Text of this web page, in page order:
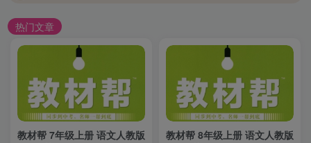
热门文章
教材帮 7年级上册 语文人教版
教材帮 8年级上册 语文人教版